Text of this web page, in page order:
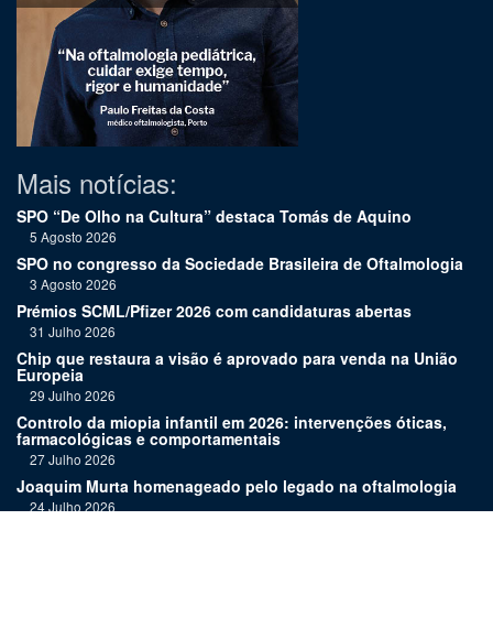
Mais notícias:
SPO “De Olho na Cultura” destaca Tomás de Aquino
5 Agosto 2026
SPO no congresso da Sociedade Brasileira de Oftalmologia
3 Agosto 2026
Prémios SCML/Pfizer 2026 com candidaturas abertas
31 Julho 2026
Chip que restaura a visão é aprovado para venda na União
Europeia
29 Julho 2026
Controlo da miopia infantil em 2026: intervenções óticas,
farmacológicas e comportamentais
27 Julho 2026
Joaquim Murta homenageado pelo legado na oftalmologia
24 Julho 2026